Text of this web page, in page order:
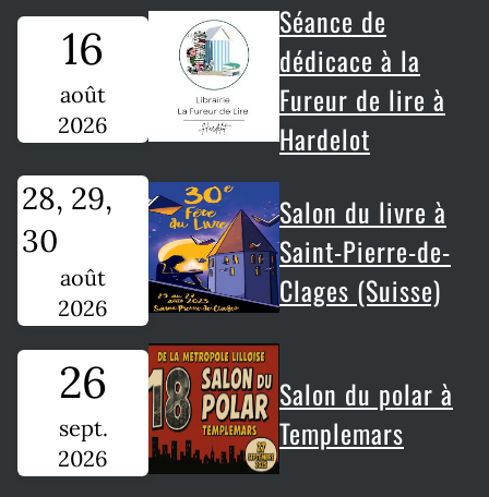
16
août
2026
Séance de
dédicace à la
Fureur de lire à
Hardelot
28, 29,
30
août
2026
Salon du livre à
Saint-Pierre-de-
Clages (Suisse)
26
sept.
2026
Salon du polar à
Templemars